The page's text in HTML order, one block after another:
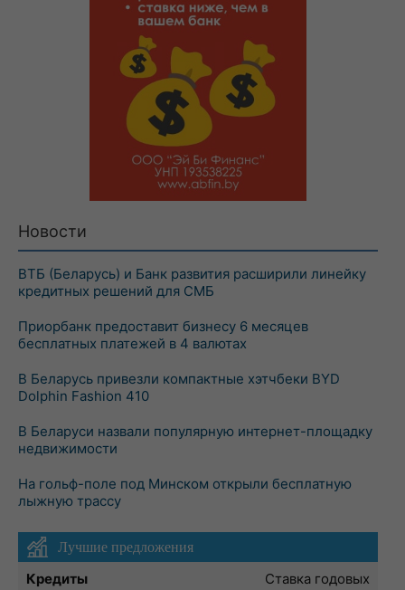
Новости
ВТБ (Беларусь) и Банк развития расширили линейку
кредитных решений для СМБ
Приорбанк предоставит бизнесу 6 месяцев
бесплатных платежей в 4 валютах
В Беларусь привезли компактные хэтчбеки BYD
Dolphin Fashion 410
В Беларуси назвали популярную интернет-площадку
недвижимости
На гольф-поле под Минском открыли бесплатную
лыжную трассу
Лучшие предложения
Кредиты
Ставка годовых